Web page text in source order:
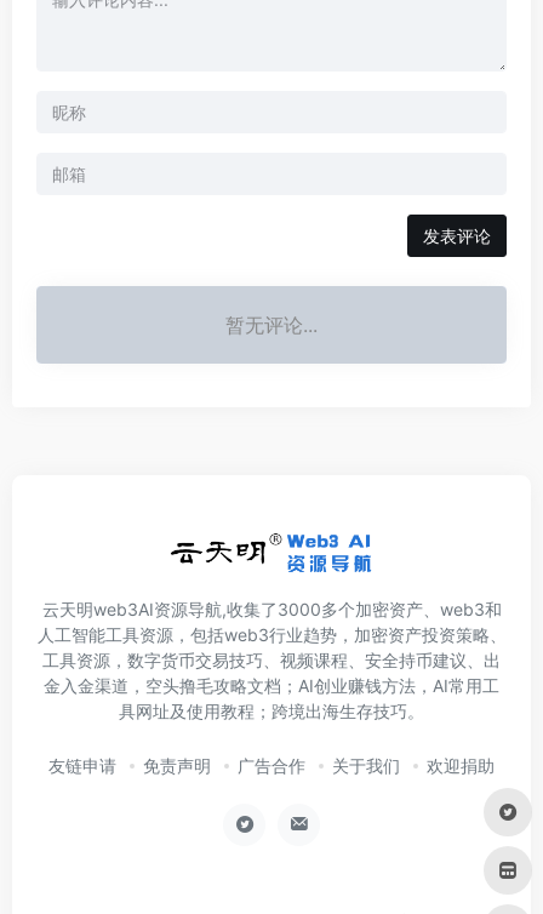
发表评论
暂无评论...
云天明web3AI资源导航,收集了3000多个加密资产、web3和
人工智能工具资源，包括web3行业趋势，加密资产投资策略、
工具资源，数字货币交易技巧、视频课程、安全持币建议、出
金入金渠道，空头撸毛攻略文档；AI创业赚钱方法，AI常用工
具网址及使用教程；跨境出海生存技巧。
友链申请 免责声明 广告合作 关于我们 欢迎捐助